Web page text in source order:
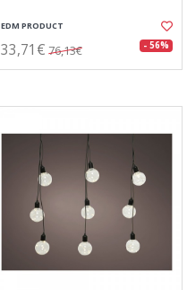
EDM PRODUCT
33,71€ 76,13€ - 56%